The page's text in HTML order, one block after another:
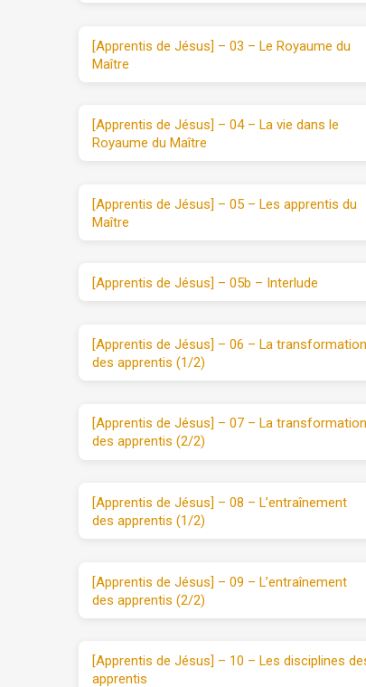
[Apprentis de Jésus] – 03 – Le Royaume du
Maître
[Apprentis de Jésus] – 04 – La vie dans le
Royaume du Maître
[Apprentis de Jésus] – 05 – Les apprentis du
Maître
[Apprentis de Jésus] – 05b – Interlude
[Apprentis de Jésus] – 06 – La transformation
des apprentis (1/2)
[Apprentis de Jésus] – 07 – La transformation
des apprentis (2/2)
[Apprentis de Jésus] – 08 – L’entraînement
des apprentis (1/2)
[Apprentis de Jésus] – 09 – L’entraînement
des apprentis (2/2)
[Apprentis de Jésus] – 10 – Les disciplines
apprentis